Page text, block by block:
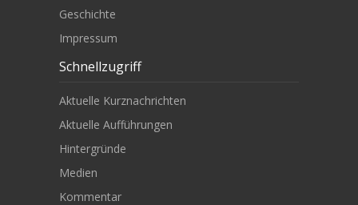
Geschichte
Impressum
Schnellzugriff
Aktuelle Kurznachrichten
Aktuelle Aufführungen
Hintergründe
Medien
Kommentar